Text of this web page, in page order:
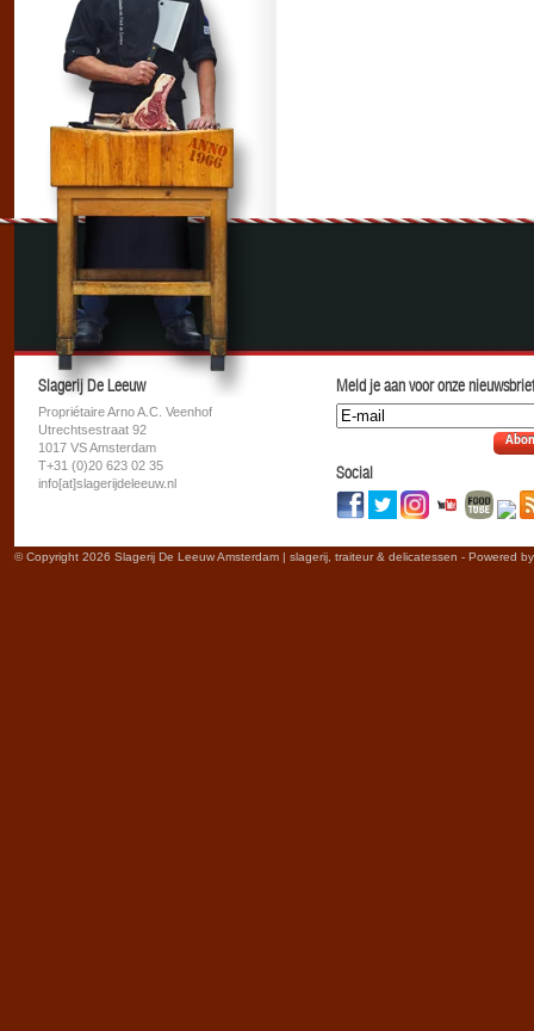
Slagerij De Leeuw
Propriétaire Arno A.C. Veenhof
Utrechtsestraat 92
1017 VS Amsterdam
T+31 (0)20 623 02 35
info[at]slagerijdeleeuw.nl
Meld je aan voor onze
Social
© Copyright 2026 Slagerij De Leeuw Amsterdam | slagerij, traiteur & delicatessen - Powered